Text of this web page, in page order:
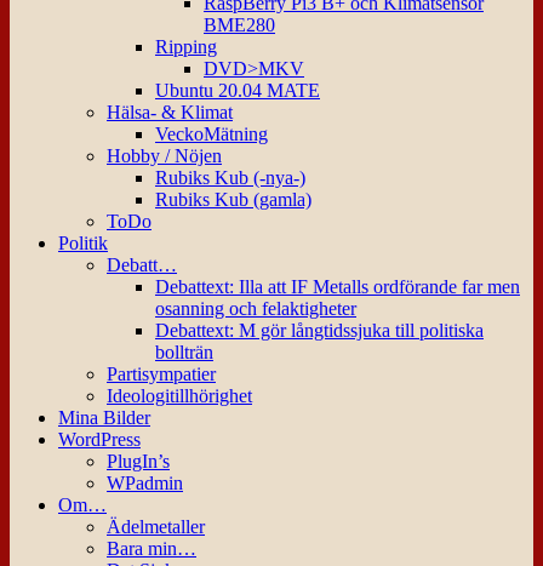
BME280
Ripping
DVD>MKV
Ubuntu 20.04 MATE
Hälsa- & Klimat
VeckoMätning
Hobby / Nöjen
Rubiks Kub (-nya-)
Rubiks Kub (gamla)
ToDo
Politik
Debatt…
Debattext: Illa att IF Metalls ordförande far men
osanning och felaktigheter
Debattext: M gör långtidssjuka till politiska
bollträn
Partisympatier
Ideologitillhörighet
Mina Bilder
WordPress
PlugIn’s
WPadmin
Om…
Ädelmetaller
Bara min…